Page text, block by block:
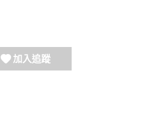
加入追蹤